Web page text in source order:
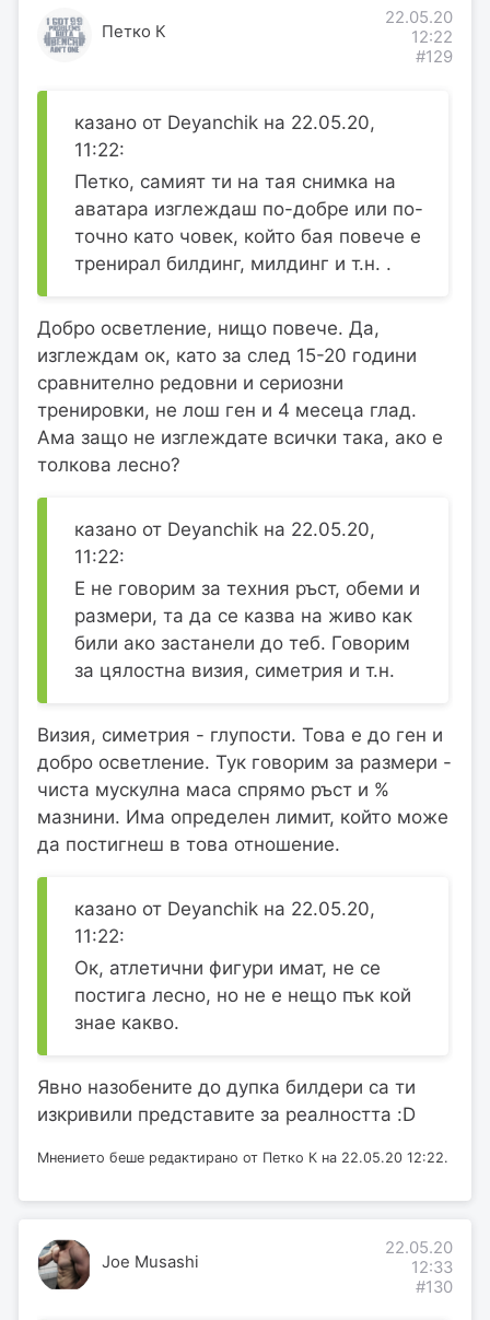
Петко К
22.05.20
12:22
#129
казано от Deyanchik на 22.05.20,
11:22:
Петко, самият ти на тая снимка на
аватара изглеждаш по-добре или по-
точно като човек, който бая повече е
тренирал билдинг, милдинг и т.н. .
Добро осветление, нищо повече. Да,
изглеждам ок, като за след 15-20 години
сравнително редовни и сериозни
тренировки, не лош ген и 4 месеца глад.
Ама защо не изглеждате всички така, ако е
толкова лесно?
казано от Deyanchik на 22.05.20,
11:22:
Е не говорим за техния ръст, обеми и
размери, та да се казва на живо как
били ако застанели до теб. Говорим
за цялостна визия, симетрия и т.н.
Визия, симетрия - глупости. Това е до ген и
добро осветление. Тук говорим за размери -
чиста мускулна маса спрямо ръст и %
мазнини. Има определен лимит, който може
да постигнеш в това отношение.
казано от Deyanchik на 22.05.20,
11:22:
Ок, атлетични фигури имат, не се
постига лесно, но не е нещо пък кой
знае какво.
Явно назобените до дупка билдери са ти
изкривили представите за реалността :D
Мнението беше редактирано от Петко К на 22.05.20 12:22.
Joe Musashi
22.05.20
12:33
#130